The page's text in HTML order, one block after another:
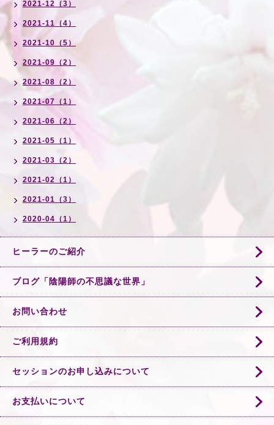
2021-12（3）
2021-11（4）
2021-10（5）
2021-09（2）
2021-08（2）
2021-07（1）
2021-06（2）
2021-05（1）
2021-03（2）
2021-02（1）
2021-01（3）
2020-04（1）
ヒーラーのご紹介
ブログ「陰陽師の不思議な世界」
お問い合わせ
ご利用規約
セッションのお申し込みについて
お支払いについて